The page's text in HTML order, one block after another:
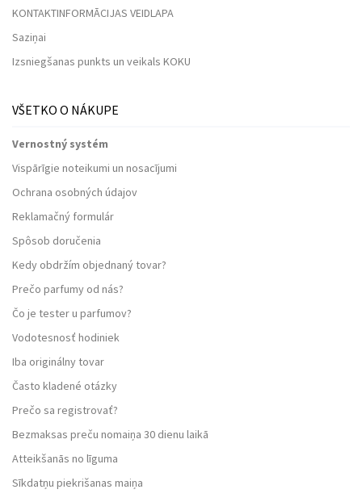
KONTAKTINFORMĀCIJAS VEIDLAPA
Saziņai
Izsniegšanas punkts un veikals KOKU
VŠETKO O NÁKUPE
Vernostný systém
Vispārīgie noteikumi un nosacījumi
Ochrana osobných údajov
Reklamačný formulár
Spôsob doručenia
Kedy obdržím objednaný tovar?
Prečo parfumy od nás?
Čo je tester u parfumov?
Vodotesnosť hodiniek
Iba originálny tovar
Často kladené otázky
Prečo sa registrovať?
Bezmaksas preču nomaiņa 30 dienu laikā
Atteikšanās no līguma
Sīkdatņu piekrišanas maiņa